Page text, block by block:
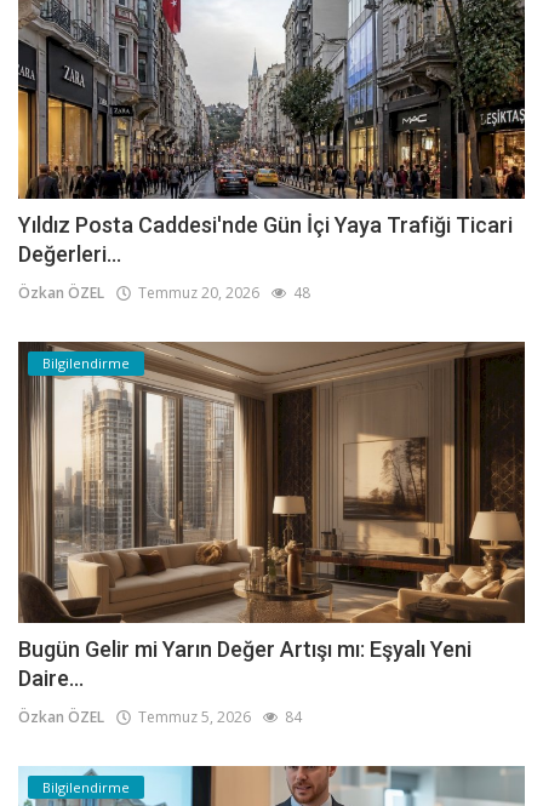
Yıldız Posta Caddesi'nde Gün İçi Yaya Trafiği Ticari
Değerleri...
Özkan ÖZEL Temmuz 20, 2026 48
Bilgilendirme
Bugün Gelir mi Yarın Değer Artışı mı: Eşyalı Yeni
Daire...
Özkan ÖZEL Temmuz 5, 2026 84
Bilgilendirme